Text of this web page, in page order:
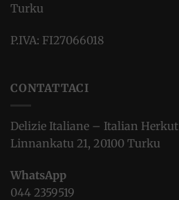
Turku
P.IVA: FI27066018
CONTATTACI
Delizie Italiane – Italian Herkut
Linnankatu 21, 20100 Turku
WhatsApp
044 2359519